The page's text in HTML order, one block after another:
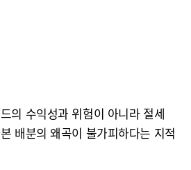
의 수익성과 위험이 아니라 절세
배분의 왜곡이 불가피하다는 지적